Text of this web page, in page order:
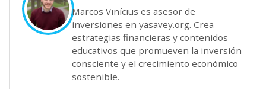
Marcos Vinícius es asesor de
inversiones en yasavey.org. Crea
estrategias financieras y contenidos
educativos que promueven la inversión
consciente y el crecimiento económico
sostenible.